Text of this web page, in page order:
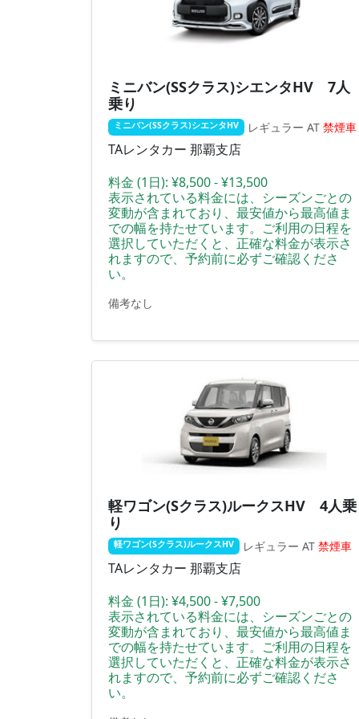
ミニバン(SSクラス)シエンタHV 7人
乗り
ミニバン(SSクラス)シエンタHV レギュラー AT 禁煙車
TAレンタカー 那覇支店
料金 (1日): ¥8,500 - ¥13,500
表示されている料金には、シーズンごとの
変動が含まれており、最安値から最高値ま
での幅を持たせています。ご利用の日程を
選択していただくと、正確な料金が表示さ
れますので、予約前に必ずご確認くださ
い。
備考なし
軽ワゴン(Sクラス)ルークスHV 4人乗
り
軽ワゴン(Sクラス)ルークスHV レギュラー AT 禁煙車
TAレンタカー 那覇支店
料金 (1日): ¥4,500 - ¥7,500
表示されている料金には、シーズンごとの
変動が含まれており、最安値から最高値ま
での幅を持たせています。ご利用の日程を
選択していただくと、正確な料金が表示さ
れますので、予約前に必ずご確認くださ
い。